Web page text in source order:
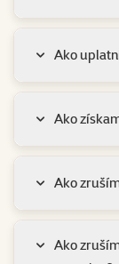
Ako
Ako
Ako
Ako